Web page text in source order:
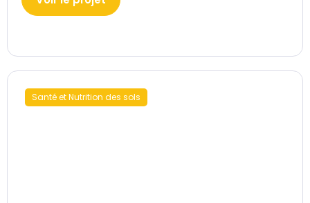
Santé et Nutrition des sols